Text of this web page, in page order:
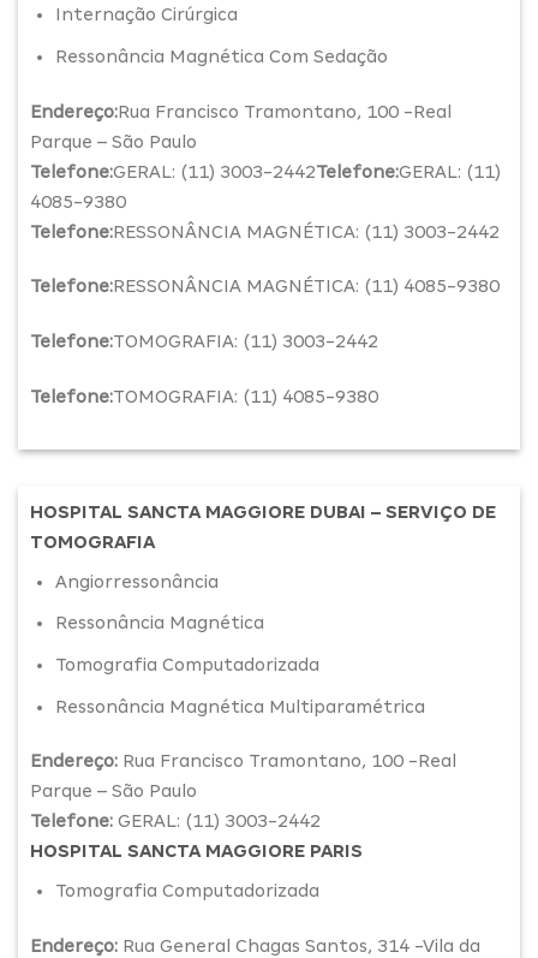
Internação Cirúrgica
Ressonância Magnética Com Sedação
Endereço:Rua Francisco Tramontano, 100 -Real
Parque – São Paulo
Telefone:GERAL: (11) 3003-2442Telefone:GERAL: (11)
4085-9380
Telefone:RESSONÂNCIA MAGNÉTICA: (11) 3003-2442
Telefone:RESSONÂNCIA MAGNÉTICA: (11) 4085-9380
Telefone:TOMOGRAFIA: (11) 3003-2442
Telefone:TOMOGRAFIA: (11) 4085-9380
HOSPITAL SANCTA MAGGIORE DUBAI – SERVIÇO DE
TOMOGRAFIA
Angiorressonância
Ressonância Magnética
Tomografia Computadorizada
Ressonância Magnética Multiparamétrica
Endereço: Rua Francisco Tramontano, 100 -Real
Parque – São Paulo
Telefone: GERAL: (11) 3003-2442
HOSPITAL SANCTA MAGGIORE PARIS
Tomografia Computadorizada
Endereço: Rua General Chagas Santos, 314 -Vila da